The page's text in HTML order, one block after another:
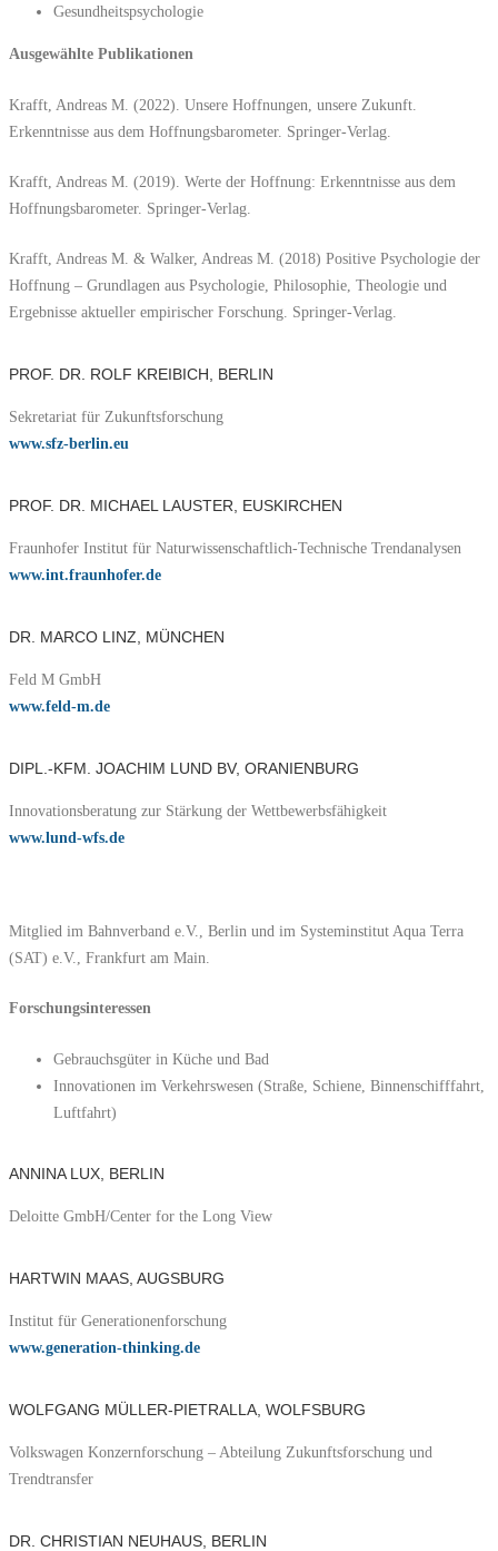
Gesundheitspsychologie
Ausgewählte Publikationen
Krafft, Andreas M. (2022). Unsere Hoffnungen, unsere Zukunft.
Erkenntnisse aus dem Hoffnungsbarometer. Springer-Verlag.
Krafft, Andreas M. (2019). Werte der Hoffnung: Erkenntnisse aus dem
Hoffnungsbarometer. Springer-Verlag.
Krafft, Andreas M. & Walker, Andreas M. (2018) Positive Psychologie der
Hoffnung – Grundlagen aus Psychologie, Philosophie, Theologie und
Ergebnisse aktueller empirischer Forschung. Springer-Verlag.
PROF. DR. ROLF KREIBICH, BERLIN
Sekretariat für Zukunftsforschung
www.sfz-berlin.eu
PROF. DR. MICHAEL LAUSTER, EUSKIRCHEN
Fraunhofer Institut für Naturwissenschaftlich-Technische Trendanalysen
www.int.fraunhofer.de
DR. MARCO LINZ, MÜNCHEN
Feld M GmbH
www.feld-m.de
DIPL.-KFM. JOACHIM LUND BV, ORANIENBURG
Innovationsberatung zur Stärkung der Wettbewerbsfähigkeit
www.lund-wfs.de
Mitglied im Bahnverband e.V., Berlin und im Systeminstitut Aqua Terra
(SAT) e.V., Frankfurt am Main.
Forschungsinteressen
Gebrauchsgüter in Küche und Bad
Innovationen im Verkehrswesen (Straße, Schiene, Binnenschifffahrt,
Luftfahrt)
ANNINA LUX, BERLIN
Deloitte GmbH/Center for the Long View
HARTWIN MAAS, AUGSBURG
Institut für Generationenforschung
www.generation-thinking.de
WOLFGANG MÜLLER-PIETRALLA, WOLFSBURG
Volkswagen Konzernforschung – Abteilung Zukunftsforschung und
Trendtransfer
DR. CHRISTIAN NEUHAUS, BERLIN